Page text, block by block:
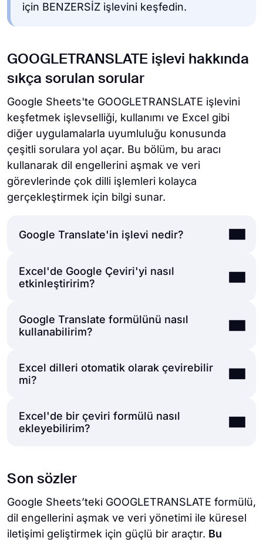
için BENZERSİZ işlevini keşfedin.
GOOGLETRANSLATE işlevi hakkında
sıkça sorulan sorular
Google Sheets'te GOOGLETRANSLATE işlevini
keşfetmek işlevselliği, kullanımı ve Excel gibi
diğer uygulamalarla uyumluluğu konusunda
çeşitli sorulara yol açar. Bu bölüm, bu aracı
kullanarak dil engellerini aşmak ve veri
görevlerinde çok dilli işlemleri kolayca
gerçekleştirmek için bilgi sunar.
Google Translate'in işlevi nedir?
Google Çeviri, kelimeleri veya metinleri bir
dilden diğerine çevirmenize yardımcı olur.
Excel'de Google Çeviri'yi nasıl
etkinleştiririm?
Excel'de, metni çevirmek için Ekle
sekmesinden Microsoft Translator
Google Translate formülünü nasıl
kullanabilirim?
Bir Google Sheets hücresine
=GOOGLETRANSLATE(metin, "kaynak",
ve "hedef"i de dil kodlarıyla değiştirin.
Excel dilleri otomatik olarak çevirebilir
mi?
Evet, Microsoft Translator eklentisi ile Excel,
metni farklı dillere otomatik olarak çevirebilir.
Excel'de bir çeviri formülü nasıl
ekleyebilirim?
"Gözden Geçir" sekmesine gidin ve "Çevir
"e tıklayın. Dilinizi seçin ve çevrilmiş metni
elektronik tablonuza manuel olarak
kopyalayın.
Son sözler
Google Sheets’teki GOOGLETRANSLATE formülü,
dil engellerini aşmak ve veri yönetimi ile küresel
iletişimi geliştirmek için güçlü bir araçtır. Bu